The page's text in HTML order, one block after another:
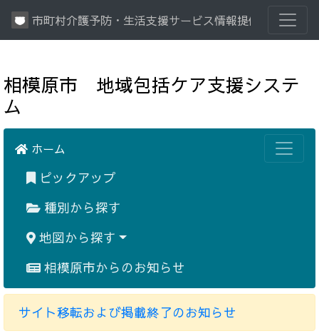
市町村介護予防・生活支援サービス情報提供システム
相模原市 地域包括ケア支援システ
ム
ホーム
ピックアップ
種別から探す
地図から探す
相模原市からのお知らせ
サイト移転および掲載終了のお知らせ